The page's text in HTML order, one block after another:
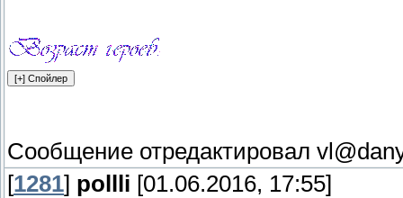
Сообщение отредактировал
[1281] pollli [01.06.2016, 17:55]